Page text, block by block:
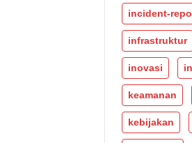
incident-
infrastruktur
inovasi
keamanan
kebijakan